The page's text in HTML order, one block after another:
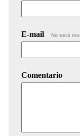
E-mail No será
Comentario